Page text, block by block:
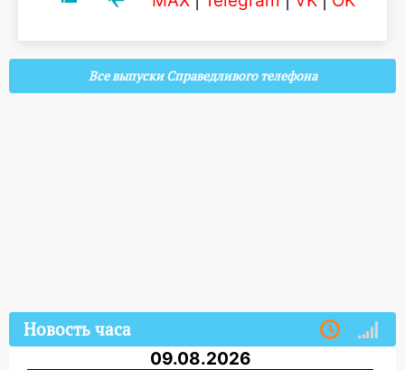
Все выпуски Справедливого телефона
Новость часа
09.08.2026